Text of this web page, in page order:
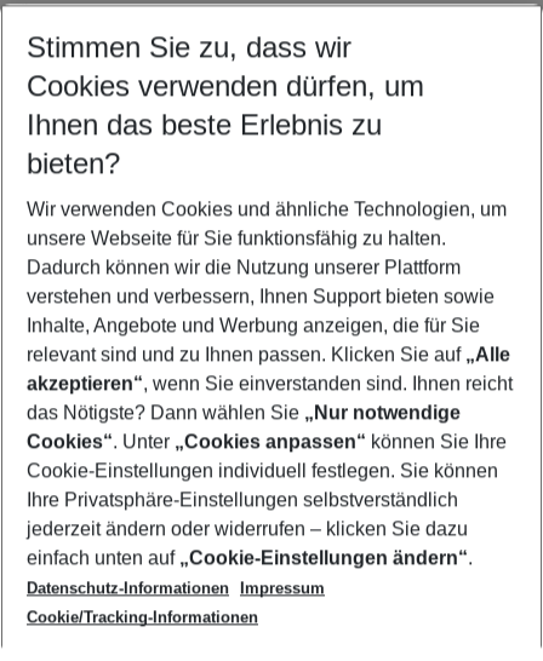
Ändern Sie Ihre Kriterien nach Ihren Wünschen
Abflughafen wählen
Beliebiger Abflughafen
Reisezeitraum wählen
10.08.26– 08.08.27 5-8 Nächte
2 Erwachsene Keine Kinder
Mehr Filter anzeigen
Footer
Footer navigation
Über uns
AGB
Cookie-Einstellungen ändern
Cookie-Richtlinie
Datenschutz
Service & Hilfe
Barrierefreies Reisen
Check-in
Folgen Sie uns
Stimmen Sie zu, dass wir
Cookies verwenden dürfen, um
Ihnen das beste Erlebnis zu
bieten?
Wir verwenden Cookies und ähnliche Technologien, um
unsere Webseite für Sie funktionsfähig zu halten.
Dadurch können wir die Nutzung unserer Plattform
verstehen und verbessern, Ihnen Support bieten sowie
Inhalte, Angebote und Werbung anzeigen, die für Sie
relevant sind und zu Ihnen passen. Klicken Sie auf „Alle
akzeptieren“, wenn Sie einverstanden sind. Ihnen reicht
das Nötigste? Dann wählen Sie „Nur notwendige
Cookies“. Unter „Cookies anpassen“ können Sie Ihre
Cookie-Einstellungen individuell festlegen. Sie können
Ihre Privatsphäre-Einstellungen selbstverständlich
jederzeit ändern oder widerrufen – klicken Sie dazu
einfach unten auf „Cookie-Einstellungen ändern“.
Datenschutz-Informationen
Impressum
Cookie/Tracking-Informationen